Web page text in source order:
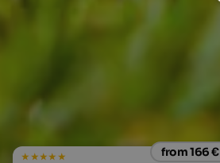
from 166 €